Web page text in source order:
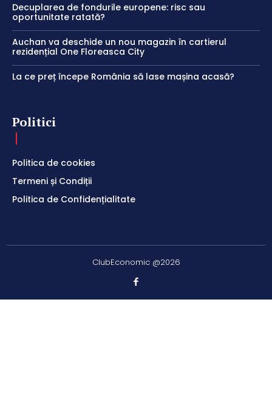
Decuplarea de fondurile europene: risc sau
oportunitate ratată?
Auchan va deschide un nou magazin în cartierul
rezidențial One Floreasca City
La ce preț începe România să lase mașina acasă?
Politici
Politica de cookies
Termeni și Condiții
Politica de Confidențialitate
ClubEconomic @2026